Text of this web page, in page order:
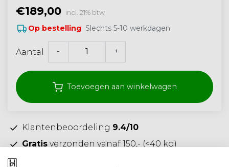
€189,00 incl. 21% btw
Op bestelling Slechts 5-10 werkdagen
Aantal - +
Toevoegen aan winkelwagen
Klantenbeoordeling 9.4/10
Gratis verzonden vanaf 150,- (<40 kg)